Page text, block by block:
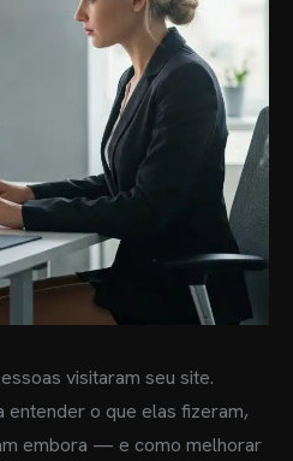
visitaram seu site.
entender o que elas fizeram,
embora — e como melhorar